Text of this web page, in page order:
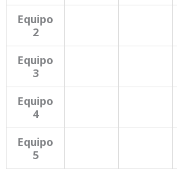
Equipo
2
Equipo
3
Equipo
4
Equipo
5